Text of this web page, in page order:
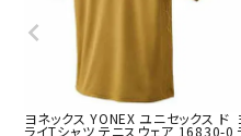
ヨネックス YONEX ユニセックス ド
ライTシャツ テニスウェア 16830-0